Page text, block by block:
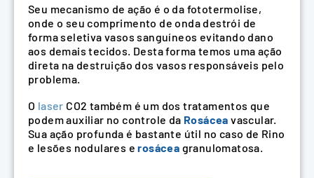
Seu mecanismo de ação é o da fototermolise,
onde o seu comprimento de onda destrói de
forma seletiva vasos sanguíneos evitando dano
aos demais tecidos. Desta forma temos uma ação
direta na destruição dos vasos responsáveis pelo
problema.
O laser CO2 também é um dos tratamentos que
podem auxiliar no controle da Rosácea vascular.
Sua ação profunda é bastante útil no caso de Rino
e lesões nodulares erosácea granulomatosa.